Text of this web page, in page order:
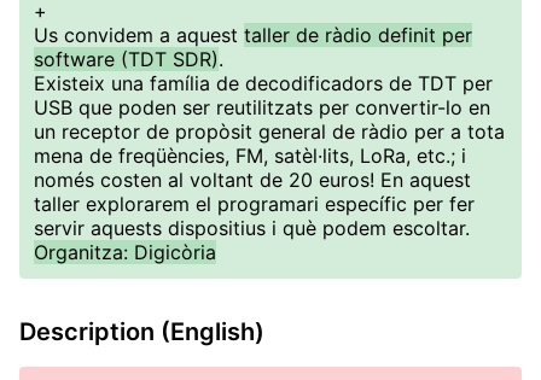
+
Us convidem a aquest taller de ràdio definit per
software (TDT SDR).
Existeix una família de decodificadors de TDT per
USB que poden ser reutilitzats per convertir-lo en
un receptor de propòsit general de ràdio per a tota
mena de freqüències, FM, satèl·lits, LoRa, etc.; i
només costen al voltant de 20 euros! En aquest
taller explorarem el programari específic per fer
servir aquests dispositius i què podem escoltar.
Organitza: Digicòria
Description (English)